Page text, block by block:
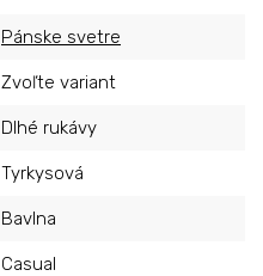
Pánske svetre
Zvoľte variant
Dlhé rukávy
Tyrkysová
Bavlna
Casual